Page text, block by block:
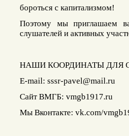
бороться с капитализмом!
Поэтому мы приглашаем
слушателей и активных
НАШИ КООРДИНАТЫ ДЛЯ
E-mail: sssr-pavel@mail.ru
Сайт ВМГБ: vmgb1917.ru
Мы Вконтакте: vk.com/